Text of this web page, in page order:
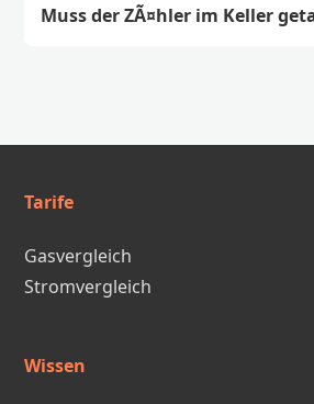
Muss der ZÃ¤hler im Keller
Tarife
Gasvergleich
Stromvergleich
Wissen